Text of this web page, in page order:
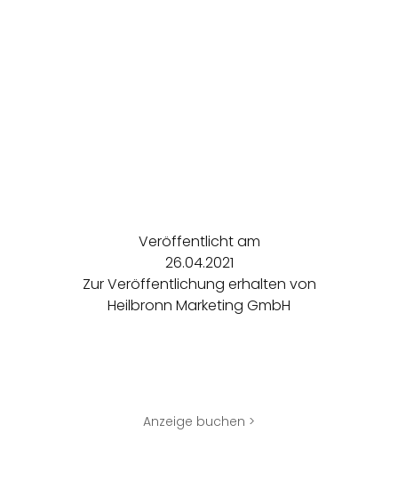
Veröffentlicht am
26.04.2021
Zur Veröffentlichung erhalten von
Heilbronn Marketing GmbH
Anzeige buchen >